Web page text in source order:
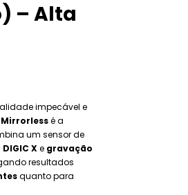
– Alta
impecável e
Mirrorlessé a
um sensor de
X e gravação
resultados
quanto para